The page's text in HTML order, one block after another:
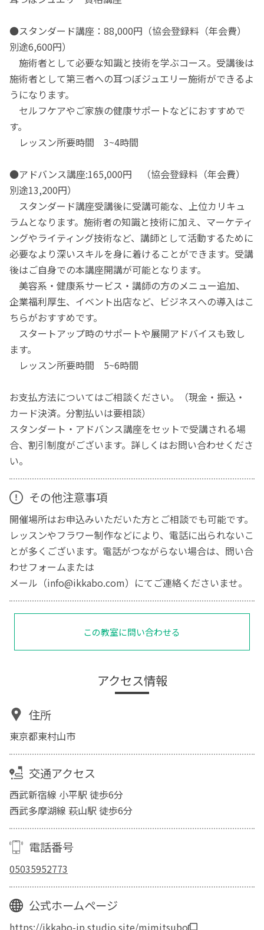
●スタンダード講座：88,000円（協会登録料（年会費）
別途6,600円）
施術者として必要な知識と技術を学ぶコース。受講後は
施術者として第三者への耳つぼジュエリー施術ができるよ
うになります。
セルフケアやご家族の健康サポートなどにおすすめで
す。
レッスン所要時間 3~4時間
●アドバンス講座:165,000円 （協会登録料（年会費）
別途13,200円）
スタンダード講座受講後に受講可能な、上位カリキュ
ラムとなります。施術者の知識と技術に加え、マーケティ
ングやライティング技術など、講師として活動するために
必要なより深いスキルを身に着けることができます。受講
後はご自身での本講座開講が可能となります。
美容系・健康系サービス・講師の方のメニュー追加、
企業福利厚生、イベント出店など、ビジネスへの導入はこ
ちらがおすすめです。
スタートアップ時のサポートや展開アドバイスも致し
ます。
レッスン所要時間 5~6時間
お支払方法についてはご相談ください。（現金・振込・
カード決済。分割払いは要相談）
スタンダート・アドバンス講座をセットで受講される場
合、割引制度がございます。詳しくはお問い合わせくださ
い。
その他注意事項
開催場所はお申込みいただいた方とご相談でも可能です。
レッスンやフラワー制作などにより、電話に出られないこ
とが多くございます。電話がつながらない場合は、問い合
わせフォームまたは
メール（info@ikkabo.com）にてご連絡くださいませ。
この教室に問い合わせる
アクセス情報
住所
東京都東村山市
交通アクセス
西武新宿線 小平駅 徒歩6分
西武多摩湖線 萩山駅 徒歩6分
電話番号
05035952773
公式ホームページ
https://ikkabo-jp.studio.site/mimitsubo